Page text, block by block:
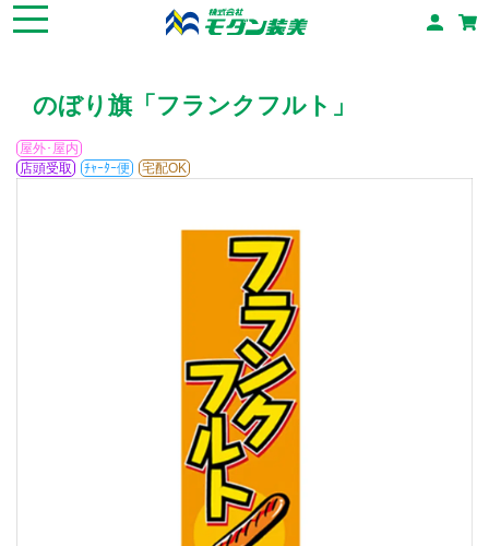
のぼり旗「フランクフルト」
屋外･屋内
店頭受取
ﾁｬｰﾀｰ便 宅配OK